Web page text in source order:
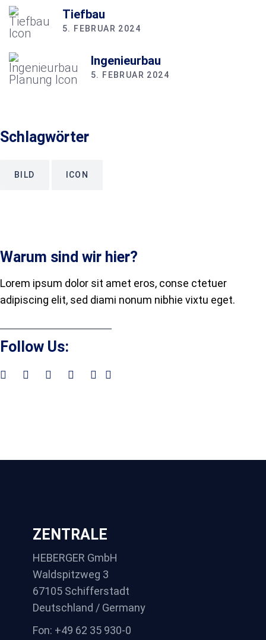
Tiefbau
5. FEBRUAR 2024
Ingenieurbau
5. FEBRUAR 2024
Schlagwörter
BILD ICON
Warum sind wir hier?
Lorem ipsum dolor sit amet eros, conse ctetuer
adipiscing elit, sed diami nonum nibhie vixtu eget.
Follow Us:
ZENTRALE
HEBERGER GmbH
Waldspitzweg 3
67105 Schifferstadt
Deutschland / Germany
Fon: +49 62 35 930-0